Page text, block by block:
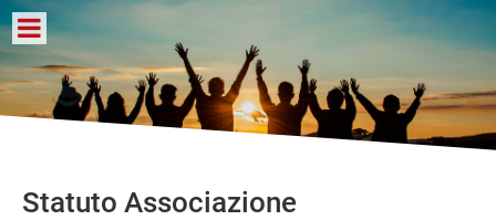
Statuto Associazione